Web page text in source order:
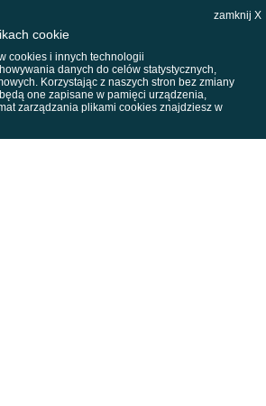
zamknij X
cookie
cookies i innych technologii
danych do celów statystycznych,
Korzystając z naszych stron bez zmiany
one zapisane w pamięci urządzenia,
zarządzania plikami cookies znajdziesz w